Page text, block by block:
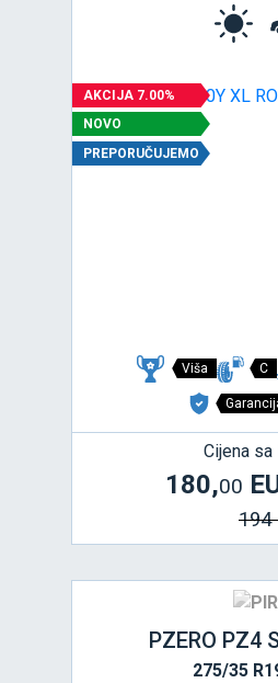
AKCIJA 7.00%
NOVO
PREPORUČUJEMO
Viša C
Cijena
180,00
194
PZERO PZ4
275/35